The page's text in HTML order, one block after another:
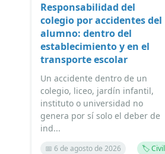
Responsabilidad del
colegio por accidentes del
alumno: dentro del
establecimiento y en el
transporte escolar
Un accidente dentro de un
colegio, liceo, jardín infantil,
instituto o universidad no
genera por sí solo el deber de
ind...
📅 6 de agosto de 2026 🏷️ Civil